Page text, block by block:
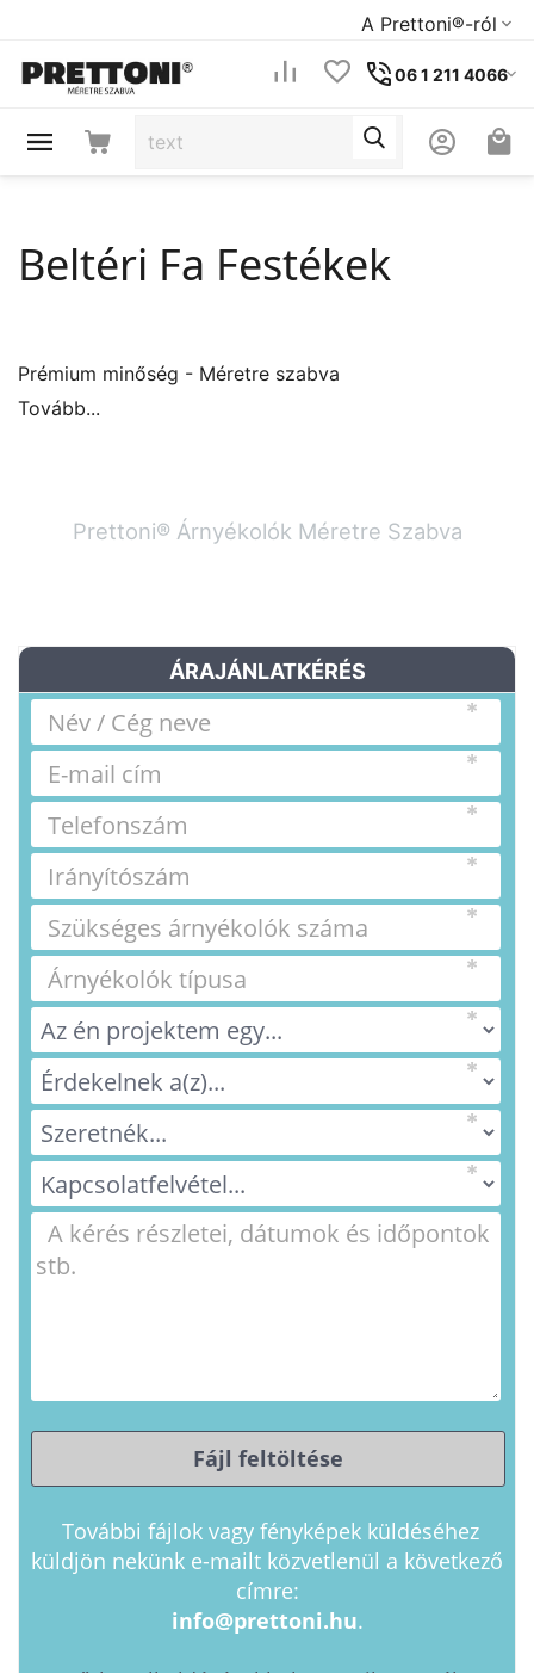
A Prettoni®-ról
06 1 211 4066
Beltéri Fa Festékek
Prémium minőség - Méretre szabva
Tovább...
Prettoni® Árnyékolók Méretre Szabva
ÁRAJÁNLATKÉRÉS